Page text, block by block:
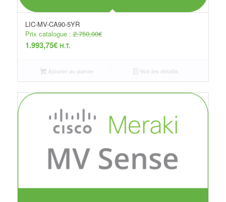
LIC-MV-CA90-5YR
Prix catalogue :2.750,00€
1.993,75€ H.T.
Ajouter au panier Voir les détails